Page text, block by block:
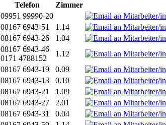
Telefon Zimmer
09951 99990-20
08167 6943-51 1.14
08167 6943-26 1.04
08167 6943-46
0171 4788152
1.12
08167 6943-19 0.09
08167 6943-13 0.10
08167 6943-21 1.09
08167 6943-27 2.01
08167 6943-31 0.04